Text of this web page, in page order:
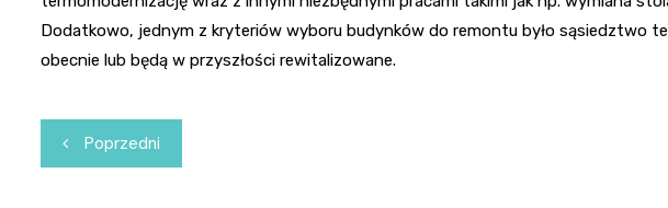
Dodatkowo, jednym z kryteriów wyboru budynków do remontu było sąsiedztwo
obecnie lub będą w przyszłości rewitalizowane.
Nawigacja
wpisu
Poprzedni